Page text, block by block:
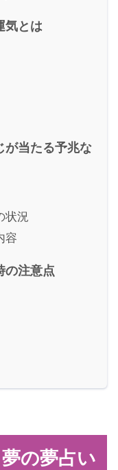
気とは
が当たる予兆な
状況
容
の注意点
の夢占い